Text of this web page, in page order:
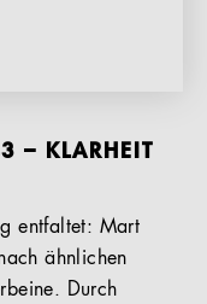
– KLARHEIT
entfaltet: Mart
ähnlichen
Durch